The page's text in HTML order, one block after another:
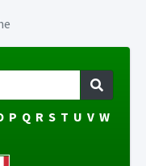
P Q R S T U V W